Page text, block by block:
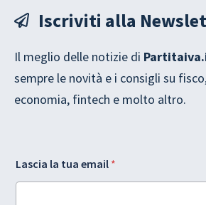
Iscriviti alla
Il meglio delle notizie di
sempre le novità e i consigli su
economia, fintech e molto altro.
D
P
m
a
Lascia la tua email *